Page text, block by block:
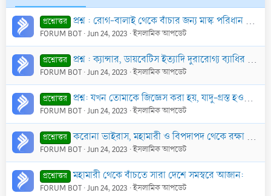
প্রশ্নোত্তর প্রশ্ন : রোগ-বালাই থেকে বাঁচার জন্য মাস্ক পরিধান কি তাবীযের উপর নির্ভরশীলতার সাথে তুলনীয় নয়? এটা শিরকের পর্যায়ভুক্ত হবে কি?
FORUM BOT Jun 24, 2023 ইসলামিক আপডেট
প্রশ্নোত্তর প্রশ্ন : ক্যান্সার, ডায়বেটিস ইত্যাদি দুরারোগ্য ব্যাধির ক্ষেত্রে অর্থের অভাবে চিকিৎসা করতে না পেরে কোন রোগী মারা গেলে তিনি শহীদের মর্যাদা পাবেন কি?
FORUM BOT Jun 24, 2023 ইসলামিক আপডেট
প্রশ্নোত্তর প্রশ্ন: যখন তোমাকে জিজ্ঞেস করা হয়, যাদু-গ্রস্ত হওয়ার আগেই তা থেকে বাঁচার উপায় কি এবং যাদু-গ্রস্ত রোগীর চিকিৎসার পদ্ধতি কী?
FORUM BOT Jun 24, 2023 ইসলামিক আপডেট
প্রশ্নোত্তর করোনা ভাইরাস, মহামারী ও বিপদাপদ থেকে রক্ষা পাওয়ার উদ্দেশ্যে
FORUM BOT Jun 24, 2023 ইসলামিক আপডেট
প্রশ্নোত্তর মহামারী থেকে বাঁচতে সারা দেশে সমস্বরে আজান:
FORUM BOT Jun 24, 2023 ইসলামিক আপডেট